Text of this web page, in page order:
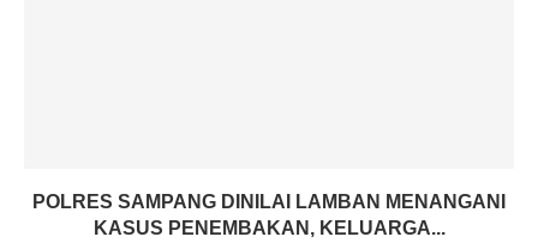
POLRES SAMPANG DINILAI LAMBAN MENANGANI
KASUS PENEMBAKAN, KELUARGA...